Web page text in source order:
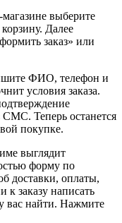
выберите
Далее
заказ» или
ФИО, телефон и
условия заказа.
СМС. Теперь останется
покупке.
выглядит
форму по
доставки, оплаты,
к заказу написать
вас найти. Нажмите